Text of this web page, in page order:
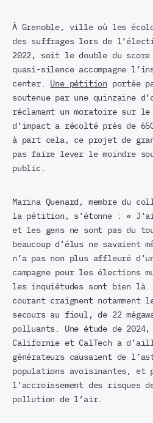
À Grenoble, ville où les
des suffrages lors de
2022, soit le double du
quasi-silence accompagne
center. Une pétition portée
soutenue par une quinzaine
réclamant un moratoire sur
d’impact a récolté près de
à part cela, ce projet de
pas faire lever le moindre
public.
Marina Quenard, membre du
la pétition, s’étonne : «
et les gens ne sont pas du
beaucoup d’élus ne savaient
n’a pas non plus affleuré
campagne pour les élections
les inquiétudes sont bien là.
courant craignent notamment
secours au fioul, de 22
polluants. Une étude de
Californie et CalTech a
générateurs causaient de
populations avoisinantes, et
l’accroissement des risques
pollution de l’air.